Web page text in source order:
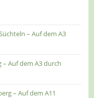
– Auf dem A3
– Auf dem A3 durch
– Auf dem A11